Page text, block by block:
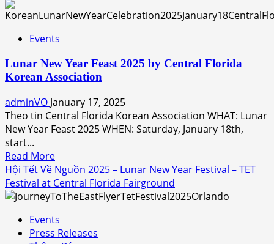
Vân
thành
phố
Orlando
thuộc
tiểu
bang
Florida
Dance
Tet
2025
by
Wah
Lum
Kung
Fu
Chi
Temple
at
Vietnamese
&
Asian
Events
Lunar New Year Feast 2025 by Central Florida
Korean Association
adminVO January 17, 2025
Theo tin Central Florida Korean Association WHAT: Lunar
New Year Feast 2025 WHEN: Saturday, January 18th,
start...
Read MoreRead
more
about
Lunar
Year
Feast
Hội Tết Về Nguồn 2025 – Lunar New Year Festival – TET
Festival at Central Florida Fairground
Events
Press Releases